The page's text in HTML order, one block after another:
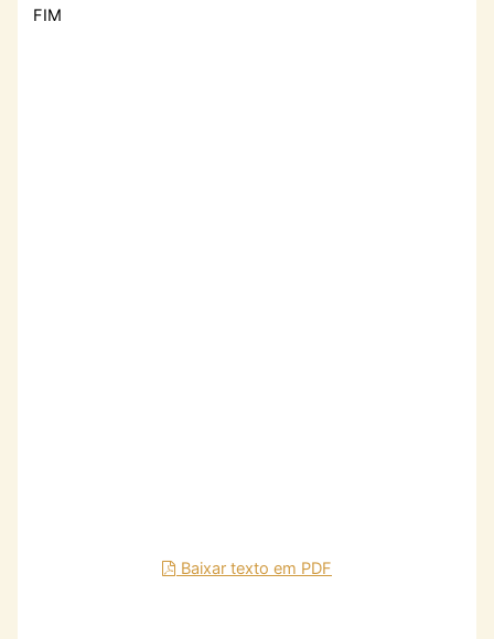
FIM
Baixar texto em PDF